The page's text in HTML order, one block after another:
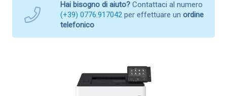
Hai bisogno di aiuto? Contattaci al numero
(+39) 0776.917042 per effettuare un ordine
telefonico